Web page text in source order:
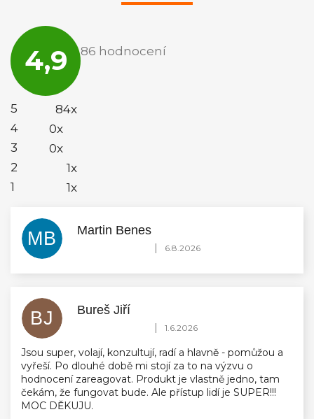
4,9
hodnocení
obchodu
je
86 hodnocení
5
84x
4
0x
3
0x
2
1x
1
1x
MB Martin Benes
Hodnocení obchodu je 5 z 5 hvězdiček.
| 6.8.2026
BJ Bureš Jiří
Hodnocení obchodu je 5 z 5 hvězdiček.
| 1.6.2026
Jsou super, volají, konzultují, radí a hlavně - pomůžou a
vyřeší. Po dlouhé době mi stojí za to na výzvu o
hodnocení zareagovat. Produkt je vlastně jedno, tam
čekám, že fungovat bude. Ale přístup lidí je SUPER!!!
MOC DĚKUJU.